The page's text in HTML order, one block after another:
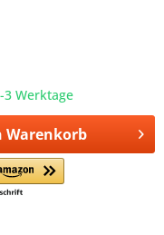
Werktage
Warenkorb